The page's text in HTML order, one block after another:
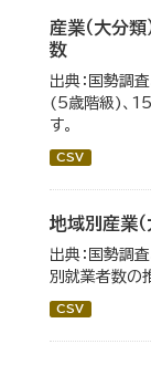
産業（大分類
数
出典：国勢調
(5歳階級)、15
す。
CSV
地域別産業（
出典：国勢調
別就業者数の
CSV